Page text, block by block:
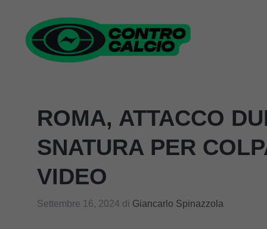
contenuto
ROMA, ATTACCO
SNATURA PER
VIDEO
Settembre 16, 2024 di Giancarlo Spinazzola